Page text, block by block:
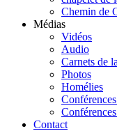
Chemin de
Médias
Vidéos
Audio
Carnets de
Photos
Homélies
Contact